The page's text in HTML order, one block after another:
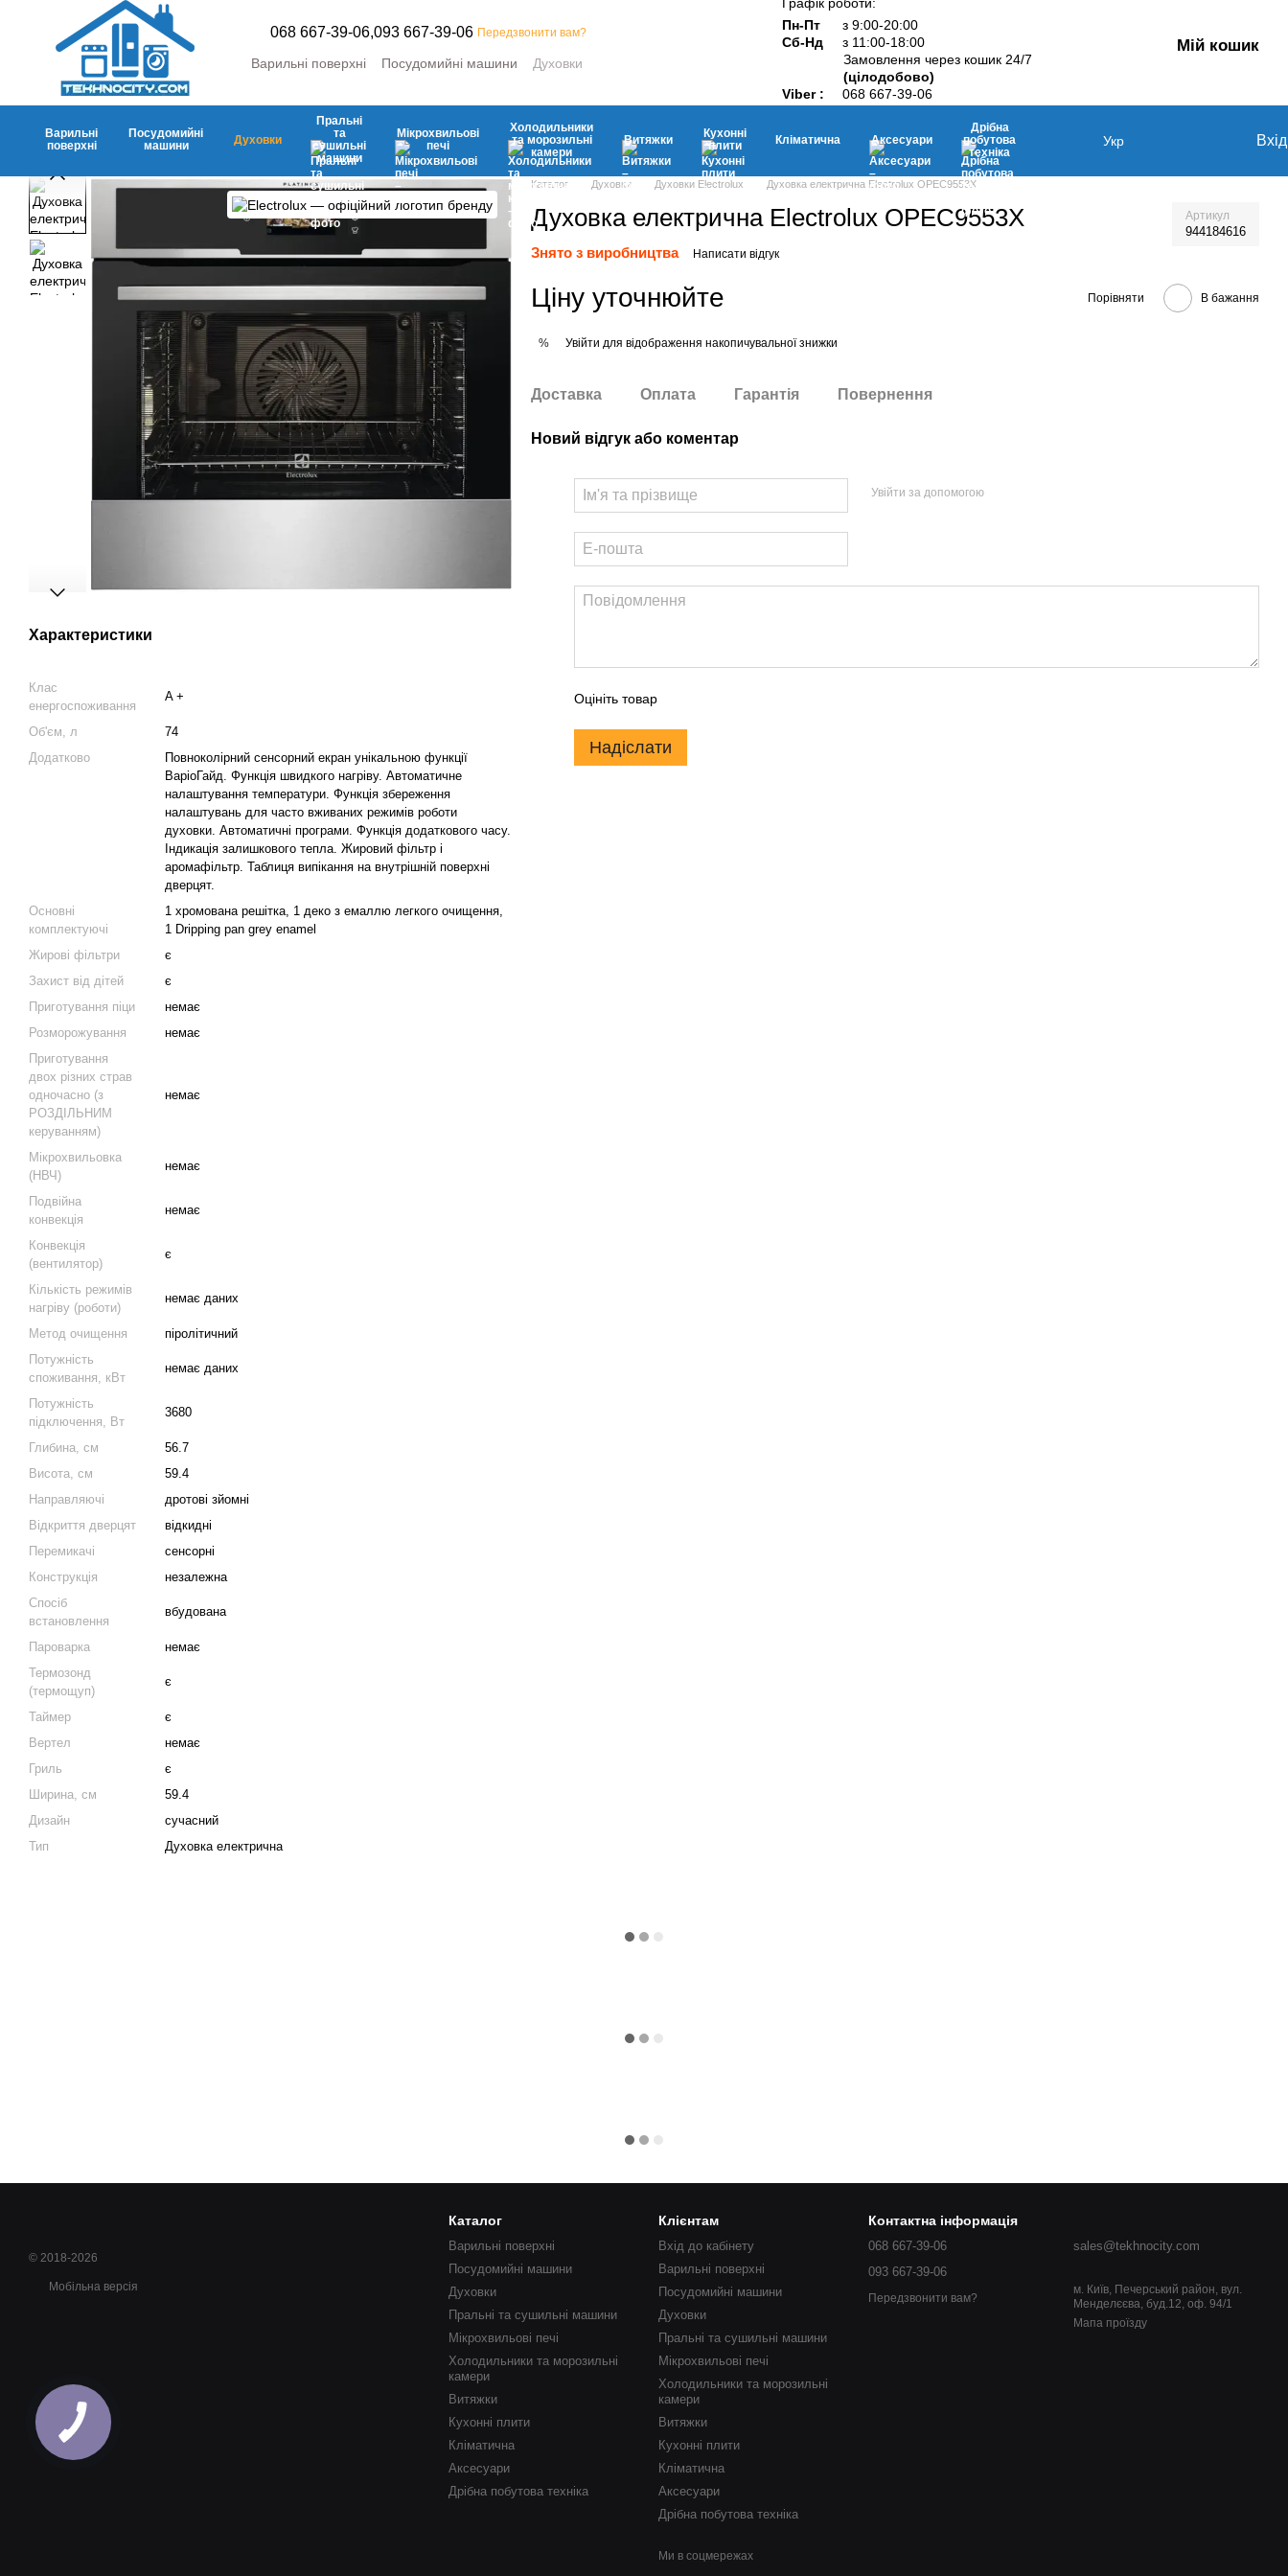
Перейти до основного контенту
068 667-39-06,093 667-39-06 Передзвонити вам?
Варильні поверхні Посудомийні машини
Духовки
Холодильники та морозильні камери
Витяжки
Кухонні плити
Кліматична
Аксесуари Дрібна побутова техніка
Пн-Пт
з 9:00-20:00
Сб-Нд
з 11:00-18:00
Замовлення через кошик 24/7
(цілодобово)
Viber :
068 667-39-06
Мій кошик
Варильні
поверхні
Посудомийні
машини
Духовки
Пральні
та
сушильні
машини
Мікрохвильові
печі
Холодильники
та морозильні
камери
Витяжки
Кухонні
плити
Кліматична Аксесуари
Дрібна
побутова
техніка
Укр Вхід
Характеристики
Клас
енергоспоживання
A +
Об'єм, л
74
Додатково
Повноколірний сенсорний екран унікальною функції
ВаріоГайд. Функція швидкого нагріву. Автоматичне
налаштування температури. Функція збереження
налаштувань для часто вживаних режимів роботи
духовки. Автоматичні програми. Функція додаткового часу.
Індикація залишкового тепла. Жировий фільтр і
аромафільтр. Таблиця випікання на внутрішній поверхні
дверцят.
Основні
комплектуючі
1 хромована решітка, 1 деко з емаллю легкого очищення,
1 Dripping pan grey enamel
Жирові фільтри
є
Захист від дітей
є
Приготування піци
немає
Розморожування
немає
Приготування
двох різних страв
одночасно (з
РОЗДІЛЬНИМ
керуванням)
немає
Мікрохвильовка
(НВЧ)
немає
Подвійна
конвекція
немає
Конвекція
(вентилятор)
є
Кількість режимів
нагріву (роботи)
немає даних
Метод очищення
піролітичний
Потужність
споживання, кВт
немає даних
Потужність
підключення, Вт
3680
Глибина, см
56.7
Висота, см
59.4
Направляючі
дротові зйомні
Відкриття дверцят
відкидні
Перемикачі
сенсорні
Конструкція
незалежна
Спосіб
встановлення
вбудована
Пароварка
немає
Термозонд
(термощуп)
є
Таймер
є
Вертел
немає
Гриль
є
Ширина, см
59.4
Дизайн
сучасний
Тип
Духовка електрична
Каталог Духовки Духовки Electrolux Духовка електрична Electrolux OPEC9553X
Духовка електрична Electrolux OPEC9553X Артикул
944184616
Знято з виробництва Написати відгук
Ціну уточнюйте Порівняти В бажання
% Увійти для відображення накопичувальної знижки
Доставка Оплата Гарантія Повернення
Новий відгук або коментар
Увійти за допомогою
Оцініть товар
Надіслати
© 2018-2026
Мобільна версія
Каталог
Варильні поверхні
Посудомийні машини
Духовки
Пральні та сушильні машини
Мікрохвильові печі
Холодильники та морозильні
камери
Витяжки
Кухонні плити
Кліматична
Аксесуари
Дрібна побутова техніка
Клієнтам
Вхід до кабінету
Варильні поверхні
Посудомийні машини
Духовки
Пральні та сушильні машини
Мікрохвильові печі
Холодильники та морозильні
камери
Витяжки
Кухонні плити
Кліматична
Аксесуари
Дрібна побутова техніка
Ми в соцмережах
Контактна інформація
068 667-39-06
093 667-39-06
Передзвонити вам?
sales@tekhnocity.com
м. Київ, Печерський район, вул.
Менделєєва, буд.12, оф. 94/1
Мапа проїзду